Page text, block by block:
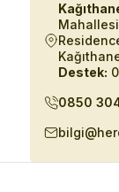
Destek:
0850